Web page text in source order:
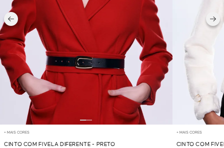
+ MAIS CORES
CINTO COM FIVELA DIFERENTE - PRETO
+ MAIS CORES
CINTO COM